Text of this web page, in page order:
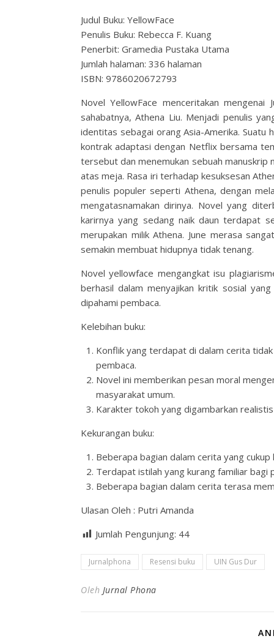
Judul Buku: YellowFace
Penulis Buku: Rebecca F. Kuang
Penerbit: Gramedia Pustaka Utama
Jumlah halaman: 336 halaman
ISBN: 9786020672793
Novel YellowFace menceritakan
sahabatnya, Athena Liu. Menjadi penulis
identitas sebagai orang Asia-Amerika. Suatu
kontrak adaptasi dengan Netflix bersama
tersebut dan menemukan sebuah manuskrip
atas meja. Rasa iri terhadap kesuksesan
penulis populer seperti Athena, dengan
mengatasnamakan dirinya. Novel yang
karirnya yang sedang naik daun terdapat
merupakan milik Athena. June merasa
semakin membuat hidupnya tidak tenang.
Novel yellowface mengangkat isu
berhasil dalam menyajikan kritik sosial
dipahami pembaca.
Kelebihan buku:
Konflik yang terdapat di dalam cerita
pembaca.
Novel ini memberikan pesan moral
masyarakat umum.
Karakter tokoh yang digambarkan
Kekurangan buku:
Beberapa bagian dalam cerita yang
Terdapat istilah yang kurang familiar bagi
Beberapa bagian dalam cerita terasa
Ulasan Oleh : Putri Amanda
Jumlah Pengunjung: 44
Jurnalphona Resensi buku UIN Gus Dur
Oleh Jurnal Phona